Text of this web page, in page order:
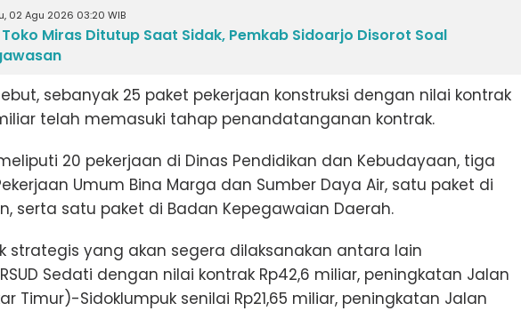
02 Agu 2026 03:20 WIB
Miras Ditutup Saat Sidak, Pemkab Sidoarjo Disorot Soal
sebanyak 25 paket pekerjaan konstruksi dengan nilai kontrak
telah memasuki tahap penandatanganan kontrak.
20 pekerjaan di Dinas Pendidikan dan Kebudayaan, tiga
Umum Bina Marga dan Sumber Daya Air, satu paket di
serta satu paket di Badan Kepegawaian Daerah.
strategis yang akan segera dilaksanakan antara lain
Sedati dengan nilai kontrak Rp42,6 miliar, peningkatan Jalan
Timur)-Sidoklumpuk senilai Rp21,65 miliar, peningkatan Jalan